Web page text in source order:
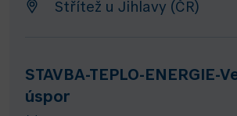
Střítež u Jihlavy (ČR)
STAVBA-TEPLO-ENERGIE-
úspor